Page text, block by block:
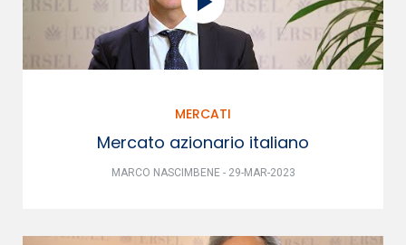
MERCATI
Mercato azionario italiano
MARCO NASCIMBENE - 29-MAR-2023